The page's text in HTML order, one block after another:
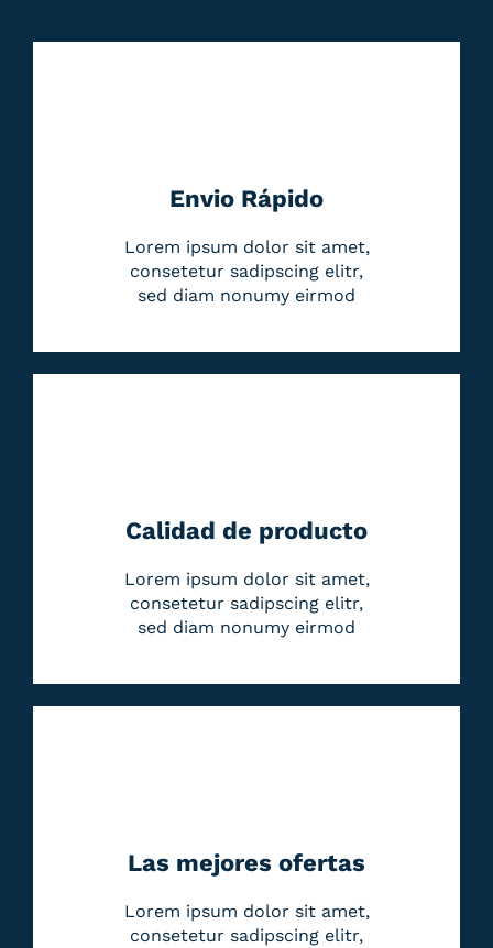
Envio Rápido
Lorem ipsum dolor sit amet,
consetetur sadipscing elitr,
sed diam nonumy eirmod
Calidad de producto
Lorem ipsum dolor sit amet,
consetetur sadipscing elitr,
sed diam nonumy eirmod
Las mejores ofertas
Lorem ipsum dolor sit amet,
consetetur sadipscing elitr,